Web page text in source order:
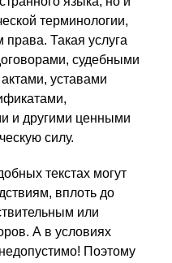
терминологии,
права. Такая услуга
судебными
уставами
и другими ценными
силу.
текстах могут
вплоть до
или
А в условиях
Поэтому